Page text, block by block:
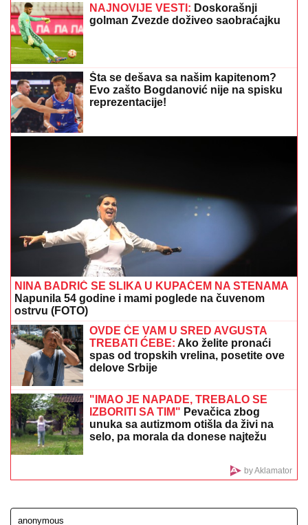
3+ TIKET ZA DANAS: Na ovim utakmicama mreže će
se "sigurno" tresti
"ZAPLAČEM KADA MI JE TEŠKO"
Miljenik "grobara" bez dlake na jeziku:
Mnogi domaći igrači napustili Partizan
nezadovoljni!
VODITELJKA RTS-A UŽIVA NA JAHTIZategnuta kao
praćka u 52. godini: Otkopčala košulju i pokazala
zašto važi za jednu od najzgodnijih (Foto)